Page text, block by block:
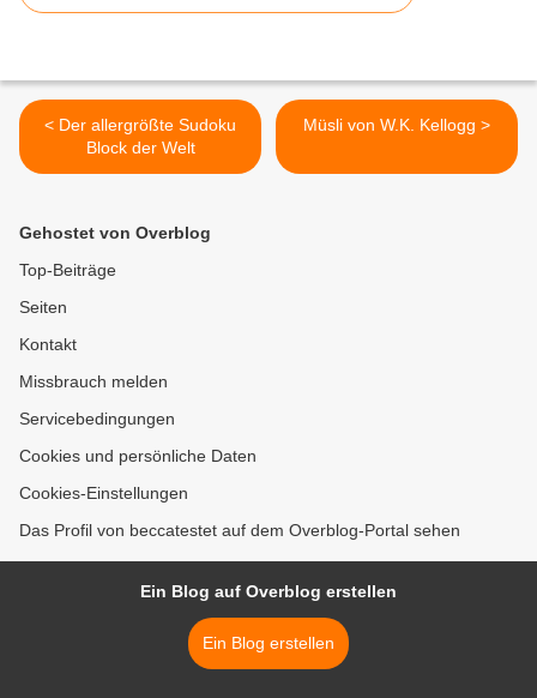
< Der allergrößte Sudoku
Block der Welt
Müsli von W.K. Kellogg >
Gehostet von Overblog
Top-Beiträge
Seiten
Kontakt
Missbrauch melden
Servicebedingungen
Cookies und persönliche Daten
Cookies-Einstellungen
Das Profil von beccatestet auf dem Overblog-Portal sehen
Ein Blog auf Overblog erstellen
Ein Blog erstellen